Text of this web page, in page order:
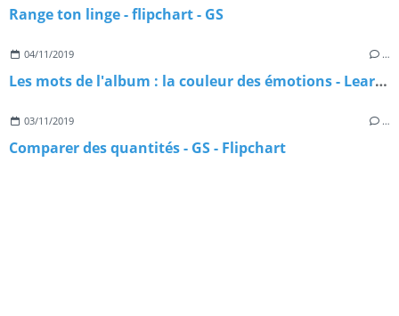
Range ton linge - flipchart - GS
04/11/2019 …
Les mots de l'album : la couleur des émotions - Learningapps
03/11/2019 …
Comparer des quantités - GS - Flipchart